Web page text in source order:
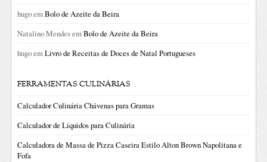
hugoemBolo de Azeite da Beira
Natalino MendesemBolo de Azeite da Beira
hugoemLivro de Receitas de Doces de Natal Portugueses
FERRAMENTAS CULINÁRIAS
Calculador Culinária Chávenas para Gramas
Calculador de Líquidos para Culinária
Calculadora de Massa de Pizza Caseira Estilo Alton Brown Napolitana e
Fofa